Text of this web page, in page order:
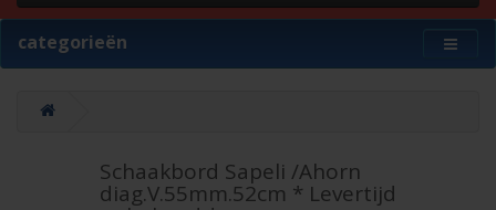
categorieën
Schaakbord Sapeli /Ahorn
diag.V.55mm.52cm * Levertijd